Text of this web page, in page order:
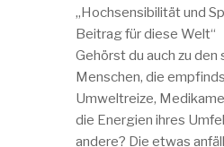
„Hochsensibilität und
Beitrag für diese Welt“
Gehörst du auch zu den
Menschen, die
Umweltreize,
die Energien ihres
andere? Die etwas